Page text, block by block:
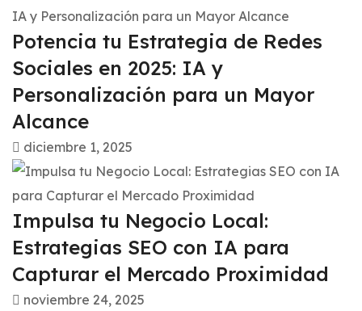
Potencia tu Estrategia de Redes
Sociales en 2025: IA y
Personalización para un Mayor
Alcance
diciembre 1, 2025
Impulsa tu Negocio Local:
Estrategias SEO con IA para
Capturar el Mercado Proximidad
noviembre 24, 2025